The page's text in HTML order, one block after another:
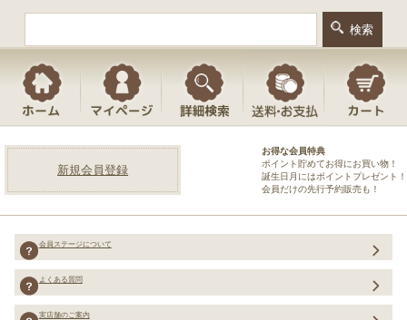
新規会員登録
お得な会員特典
ポイント貯めてお得にお買い物！
誕生日月にはポイントプレゼント！
会員だけの先行予約販売も！
会員ステージについて
よくある質問
実店舗のご案内